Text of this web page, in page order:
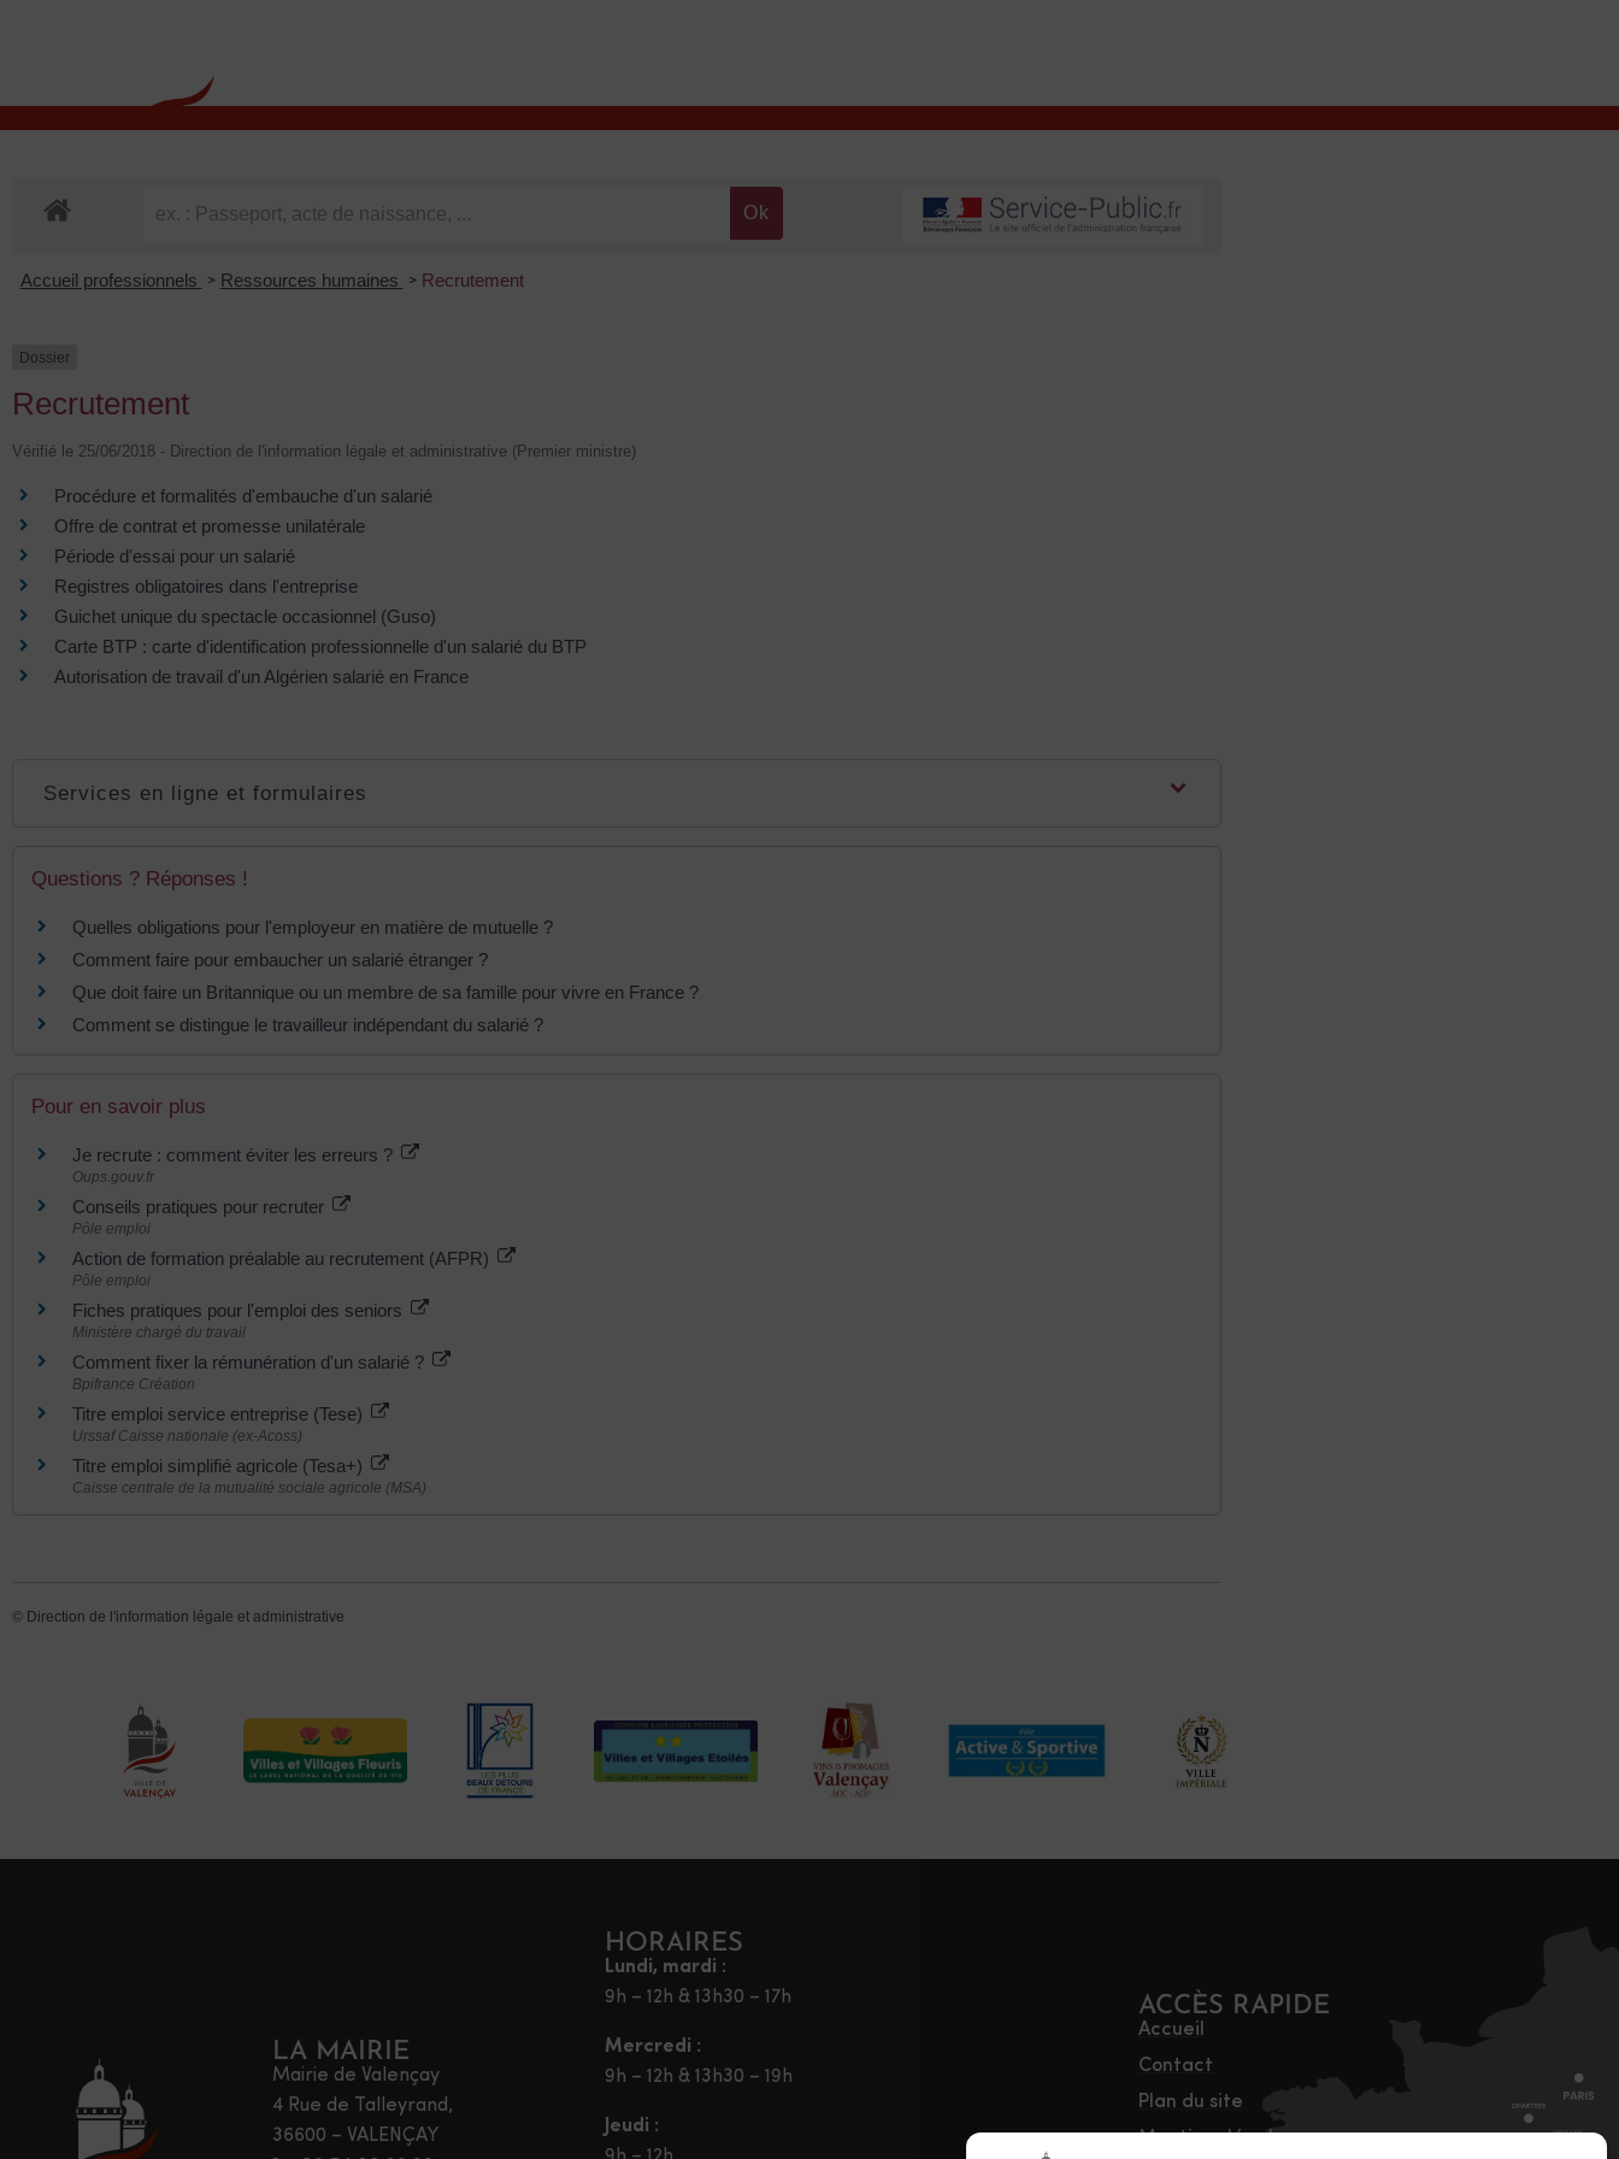
Accueil professionnels > Ressources humaines > Recrutement
Dossier
Recrutement
Vérifié le 25/06/2018 - Direction de l'information légale et administrative (Premier ministre)
Procédure et formalités d'embauche d'un salarié
Offre de contrat et promesse unilatérale
Période d'essai pour un salarié
Registres obligatoires dans l'entreprise
Guichet unique du spectacle occasionnel (Guso)
Carte BTP : carte d'identification professionnelle d'un salarié du BTP
Autorisation de travail d'un Algérien salarié en France
Services en ligne et formulaires
Questions ? Réponses !
Quelles obligations pour l'employeur en matière de mutuelle ?
Comment faire pour embaucher un salarié étranger ?
Que doit faire un Britannique ou un membre de sa famille pour vivre en France ?
Comment se distingue le travailleur indépendant du salarié ?
Pour en savoir plus
Je recrute : comment éviter les erreurs ?
Oups.gouv.fr
Conseils pratiques pour recruter
Pôle emploi
Action de formation préalable au recrutement (AFPR)
Pôle emploi
Fiches pratiques pour l'emploi des seniors
Ministère chargé du travail
Comment fixer la rémunération d'un salarié ?
Bpifrance Création
Titre emploi service entreprise (Tese)
Urssaf Caisse nationale (ex-Acoss)
Titre emploi simplifié agricole (Tesa+)
Caisse centrale de la mutualité sociale agricole (MSA)
© Direction de l'information légale et administrative
LA MAIRIE
Mairie de Valençay
4 Rue de Talleyrand,
36600 – VALENÇAY
HORAIRES
Lundi, mardi :
9h – 12h & 13h30 – 17h
Mercredi :
9h – 12h & 13h30 – 19h
Jeudi :
ACCÈS RAPIDE
Accueil
Contact
Plan du site
Mentions légales